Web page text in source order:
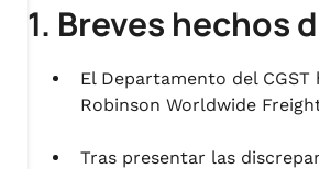
1. Breves hechos
El Departamento del
Robinson Worldwide
Tras presentar las